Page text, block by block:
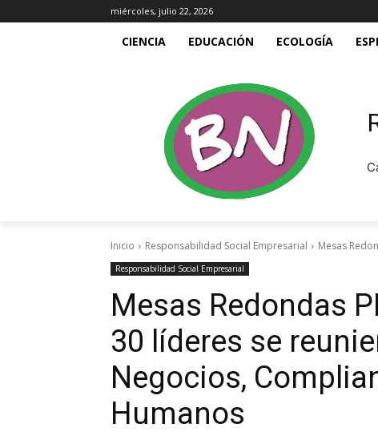
miércoles, julio 22, 2026
CIENCIA EDUCACIÓN ECOLOGÍA
Inicio Responsabilidad Social Empresarial Mesas
Responsabilidad Social Empresarial
Mesas Redondas
30 líderes se
Negocios,
Humanos